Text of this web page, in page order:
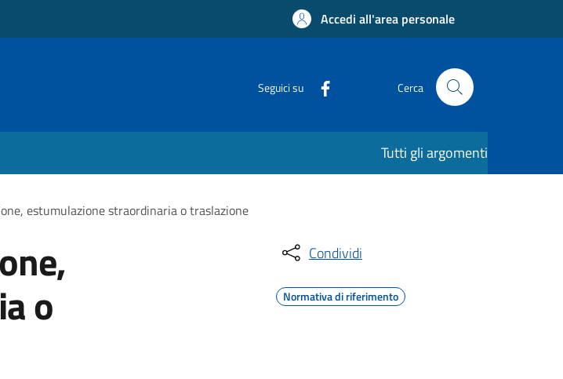
Accedi all'area personale
Seguici su Cerca
Tutti gli argomenti
estumulazione straordinaria o traslazione
o
Condividi
Normativa di riferimento